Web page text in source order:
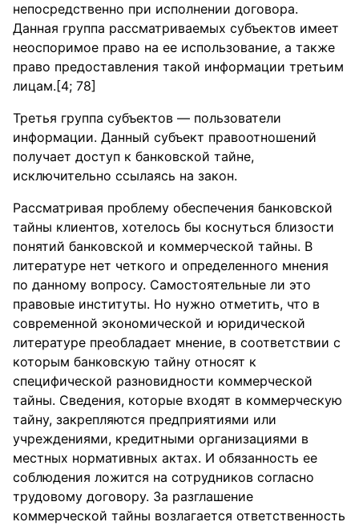
непосредственно при исполнении договора.
Данная группа рассматриваемых субъектов имеет
неоспоримое право на ее использование, а также
право предоставления такой информации третьим
лицам.[4; 78]
Третья группа субъектов — пользователи
информации. Данный субъект правоотношений
получает доступ к банковской тайне,
исключительно ссылаясь на закон.
Рассматривая проблему обеспечения банковской
тайны клиентов, хотелось бы коснуться близости
понятий банковской и коммерческой тайны. В
литературе нет четкого и определенного мнения
по данному вопросу. Самостоятельные ли это
правовые институты. Но нужно отметить, что в
современной экономической и юридической
литературе преобладает мнение, в соответствии с
которым банковскую тайну относят к
специфической разновидности коммерческой
тайны. Сведения, которые входят в коммерческую
тайну, закрепляются предприятиями или
учреждениями, кредитными организациями в
местных нормативных актах. И обязанность ее
соблюдения ложится на сотрудников согласно
трудовому договору. За разглашение
коммерческой тайны возлагается ответственность